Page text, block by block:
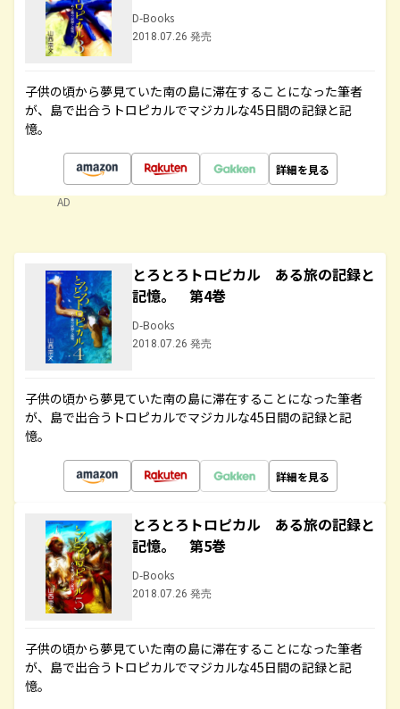
D-Books
2018.07.26 発売
子供の頃から夢見ていた南の島に滞在することになった筆者
が、島で出合うトロピカルでマジカルな45日間の記録と記
憶。
詳細を見る
AD
とろとろトロピカル ある旅の記録と
記憶。 第4巻
D-Books
2018.07.26 発売
子供の頃から夢見ていた南の島に滞在することになった筆者
が、島で出合うトロピカルでマジカルな45日間の記録と記
憶。
詳細を見る
とろとろトロピカル ある旅の記録と
記憶。 第5巻
D-Books
2018.07.26 発売
子供の頃から夢見ていた南の島に滞在することになった筆者
が、島で出合うトロピカルでマジカルな45日間の記録と記
憶。